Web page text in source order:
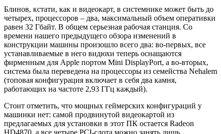
Блинов, кстати, как и видеокарт, в системнике может быть до
четырех, процессоров – два, максимальный объем оперативки
равен 32 Гбайт. В общем серьезная рабочая станция. Со
времени нашего предыдущего обзора изменений в
конструкции машины произошло всего два: во-первых, все
устанавливаемые в него видюхи теперь оснащаются
фирменным для Apple портом Mini DisplayPort, а во-вторых,
система была переведена на процессоры из семейства Nehalem
(топовая конфигурация включает в себя два камня,
работающих на частоте 2,93 ГГц каждый).
Стоит отметить, что мощных геймерских конфигураций у
машинки нет: самой продвинутой видеокартой из
предлагаемых для установки в этот ПК остается Radeon
HD4870, а все четыре PCI-слота можно занять лишь